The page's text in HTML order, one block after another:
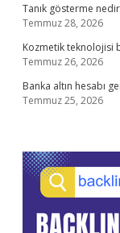
Tanık gösterme nedir
Temmuz 28, 2026
Kozmetik teknolojisi
Temmuz 26, 2026
Banka altın hesabı
Temmuz 25, 2026